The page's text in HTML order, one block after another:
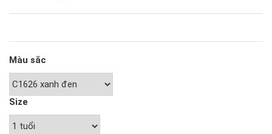
Màu sắc
Size